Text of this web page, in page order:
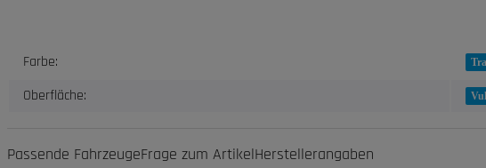
Produkteigenschaft
Wert
Farbe:
Oberfläche:
Passende FahrzeugeFrage zum ArtikelHerstellerangaben